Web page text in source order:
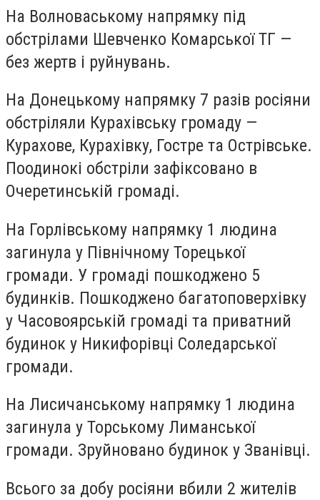
На Волноваському напрямку під
обстрілами Шевченко Комарської ТГ —
без жертв і руйнувань.
На Донецькому напрямку 7 разів росіяни
обстріляли Курахівську громаду —
Курахове, Курахівку, Гостре та Острівське.
Поодинокі обстріли зафіксовано в
Очеретинській громаді.
На Горлівському напрямку 1 людина
загинула у Північному Торецької
громади. У громаді пошкоджено 5
будинків. Пошкоджено багатоповерхівку
у Часовоярській громаді та приватний
будинок у Никифорівці Соледарської
громади.
На Лисичанському напрямку 1 людина
загинула у Торському Лиманської
громади. Зруйновано будинок у Званівці.
Всього за добу росіяни вбили 2 жителів